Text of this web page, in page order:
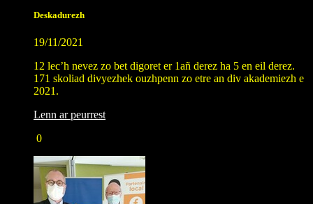
Deskadurezh
19/11/2021
12 lec’h nevez zo bet digoret er 1añ derez ha 5 en eil derez.
171 skoliad divyezhek ouzhpenn zo etre an div akademiezh e
2021.
Lenn ar peurrest
0